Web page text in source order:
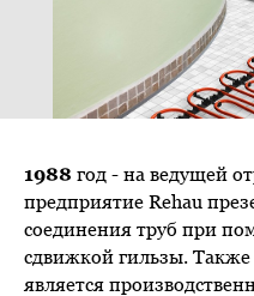
1988 год - на ведущей
предприятие Rehau
соединения труб при
сдвижкой гильзы.
является